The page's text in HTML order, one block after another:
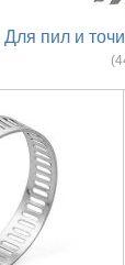
Для пил и